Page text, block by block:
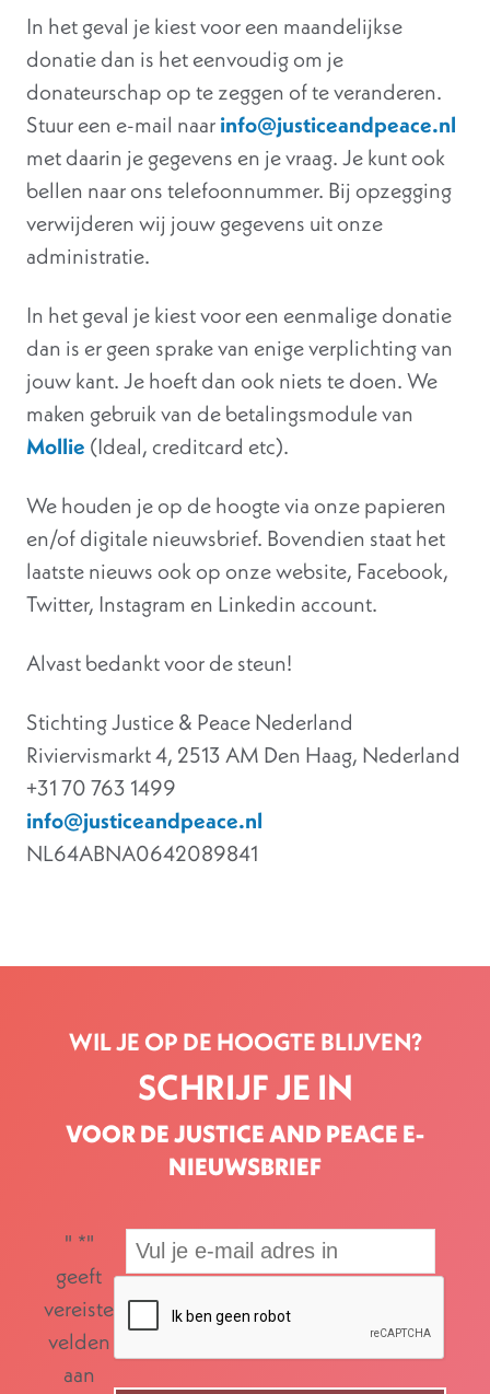
In het geval je kiest voor een maandelijkse
donatie dan is het eenvoudig om je
donateurschap op te zeggen of te veranderen.
Stuur een e-mail naarinfo@justiceandpeace.nl
met daarin je gegevens en je vraag. Je kunt ook
bellen naar ons telefoonnummer. Bij opzegging
verwijderen wij jouw gegevens uit onze
administratie.
In het geval je kiest voor een eenmalige donatie
dan is er geen sprake van enige verplichting van
jouw kant. Je hoeft dan ook niets te doen. We
maken gebruik van de betalingsmodule van
Mollie (Ideal, creditcard etc).
We houden je op de hoogte via onze papieren
en/of digitale nieuwsbrief. Bovendien staat het
laatste nieuws ook op onze website, Facebook,
Twitter, Instagram en Linkedin account.
Alvast bedankt voor de steun!
Stichting Justice & Peace Nederland
Riviervismarkt 4, 2513 AM Den Haag, Nederland
+31 70 763 1499
info@justiceandpeace.nl
NL64ABNA0642089841
WIL JE OP DE HOOGTE BLIJVEN?
SCHRIJF JE IN
VOOR DE JUSTICE AND PEACE E-
NIEUWSBRIEF
" *"
geeft
vereiste
velden
aan